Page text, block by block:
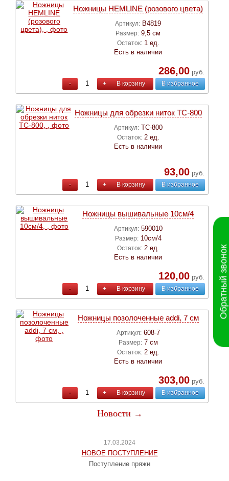
Ножницы HEMLINE (розового цвета)
Артикул: B4819
Размер: 9,5 см
Остаток: 1 ед.
Есть в наличии
286,00руб.
- + В корзину В избранное
Ножницы для обрезки ниток ТС-800
Артикул: ТС-800
Остаток: 2 ед.
Есть в наличии
93,00руб.
- + В корзину В избранное
Ножницы вышивальные 10см/4
Артикул: 590010
Размер: 10см/4
Остаток: 2 ед.
Есть в наличии
120,00руб.
- + В корзину В избранное
Ножницы позолоченные addi, 7 см
Артикул: 608-7
Размер: 7 см
Остаток: 2 ед.
Есть в наличии
303,00руб.
- + В корзину В избранное
Новости →
17.03.2024
НОВОЕ ПОСТУПЛЕНИЕ
Поступление пряжи
Обратный звонок